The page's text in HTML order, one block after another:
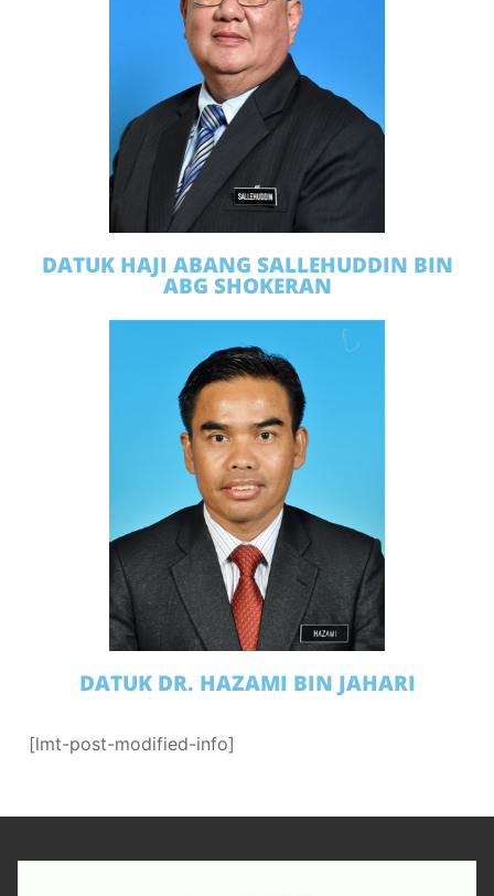
DATUK HAJI ABANG SALLEHUDDIN BIN
ABG SHOKERAN
DATUK DR. HAZAMI BIN JAHARI
[lmt-post-modified-info]